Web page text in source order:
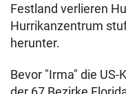
Festland verlieren
Hurrikanzentrum
herunter.
Bevor "Irma" die